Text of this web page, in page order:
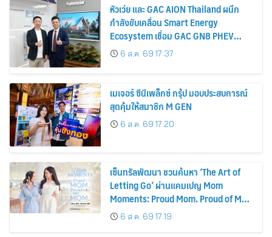
หัวเว่ย และ GAC AION Thailand ผนึก
กำลังขับเคลื่อน Smart Energy
Ecosystem เชื่อม GAC GN8 PHEV
รถยนต์ MPV ระดับพรีเมียม เข้ากับ
พลังงานแสงอาทิตย์ภายในบ้าน
6 ส.ค. 69 17:37
เมเจอร์ ซีนีเพล็กซ์ กรุ้ป มอบประสบการณ์
สุดคุ้มให้สมาชิก M GEN
6 ส.ค. 69 17:20
เซ็นทรัลพัฒนา ชวนค้นหา ‘The Art of
Letting Go’ ผ่านแคมเปญ Mom
Moments: Proud Mom. Proud of My
Mom.6 ส.ค. 69 17:19